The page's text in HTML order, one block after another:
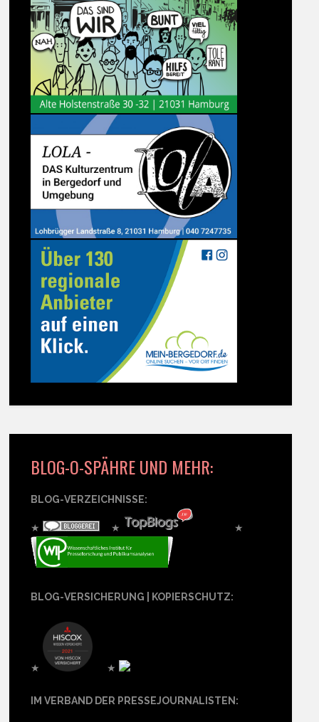
BLOG-O-SPÄHRE UND MEHR:
BLOG-VERZEICHNISSE:
★ ★ ★
BLOG-VERSICHERUNG | KOPIERSCHUTZ:
★ ★
IM VERBAND DER PRESSEJOURNALISTEN: